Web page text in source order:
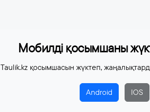
Мобилді қосымшаны
Taulik.kz қосымшасын жүктеп,
Android IOS